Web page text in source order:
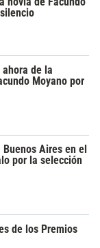
de la
Moyano por
Aires en el
por la selección
de los Premios